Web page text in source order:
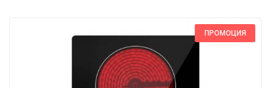
ПРОМОЦИЯ